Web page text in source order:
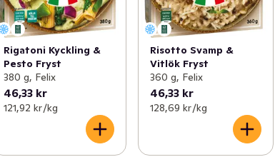
Rigatoni Kyckling &
Pesto Fryst
380 g, Felix
46,33 kr
121,92 kr /kg
Risotto Svamp &
Vitlök Fryst
360 g, Felix
46,33 kr
128,69 kr /kg